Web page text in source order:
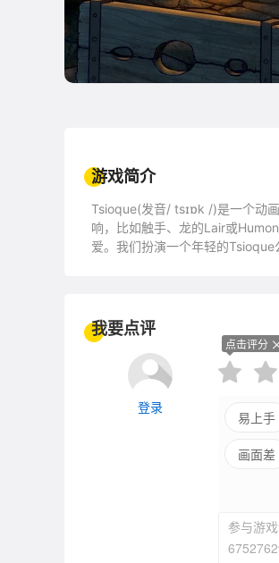
游戏简介
Tsioque(发音/ tsɪɒk /)是一个动
响，比如触手、龙的Lair或
爱。我们扮演一个年轻的
生的，呼吸的环境，充满了隐藏
态地说明了游戏的情况，并调整
钱!高潮不断。
我要点评
登录
点击评分
易上手
画面差
参与游